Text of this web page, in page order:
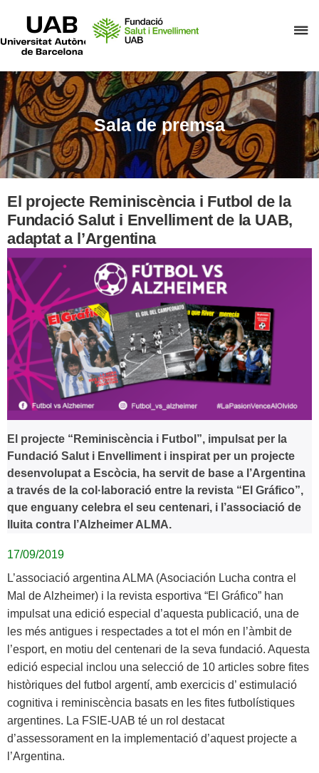
el
Sala de premsa
El projecte Reminiscència i Futbol de la
Fundació Salut i Envelliment de la UAB,
adaptat a l’Argentina
El projecte “Reminiscència i Futbol”, impulsat per la
Fundació Salut i Envelliment i inspirat per un projecte
desenvolupat a Escòcia, ha servit de base a l’Argentina
a través de la col·laboració entre la revista “El Gráfico”,
que enguany celebra el seu centenari, i l’associació de
lluita contra l’Alzheimer ALMA.
17/09/2019
L’associació argentina ALMA (Asociación Lucha contra el
Mal de Alzheimer) i la revista esportiva “El Gráfico” han
impulsat una edició especial d’aquesta publicació, una de
les més antigues i respectades a tot el món en l’àmbit de
l’esport, en motiu del centenari de la seva fundació. Aquesta
edició especial inclou una selecció de 10 articles sobre fites
històriques del futbol argentí, amb exercicis d’ estimulació
cognitiva i reminiscència basats en les fites futbolístiques
argentines. La FSIE-UAB té un rol destacat
d’assessorament en la implementació d’aquest projecte a
l’Argentina.